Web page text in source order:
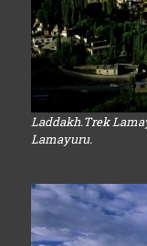
Laddakh.Trek
Lamayuru.